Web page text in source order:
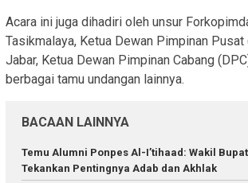
Acara ini juga dihadiri oleh unsur
Tasikmalaya, Ketua Dewan Pimpinan Pusat
Jabar, Ketua Dewan Pimpinan Cabang
berbagai tamu undangan lainnya.
BACAAN LAINNYA
Temu Alumni Ponpes Al-I’tihaad: Wakil
Tekankan Pentingnya Adab dan Akhlak